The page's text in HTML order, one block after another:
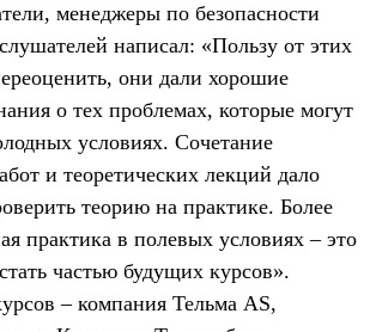
менеджеры по безопасности
написал: «Пользу от этих
они дали хорошие
о тех проблемах, которые могут
условиях. Сочетание
и теоретических лекций дало
теорию на практике. Более
практика в полевых условиях – это
частью будущих курсов».
– компания Тельма AS,